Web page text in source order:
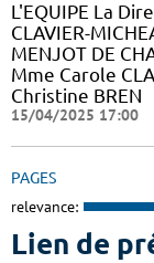
L'EQUIPE La
CLAVIER-
MENJOT DE
Mme Carole
Christine BREN
15/04/2025 17:00
PAGES
relevance:
Lien de